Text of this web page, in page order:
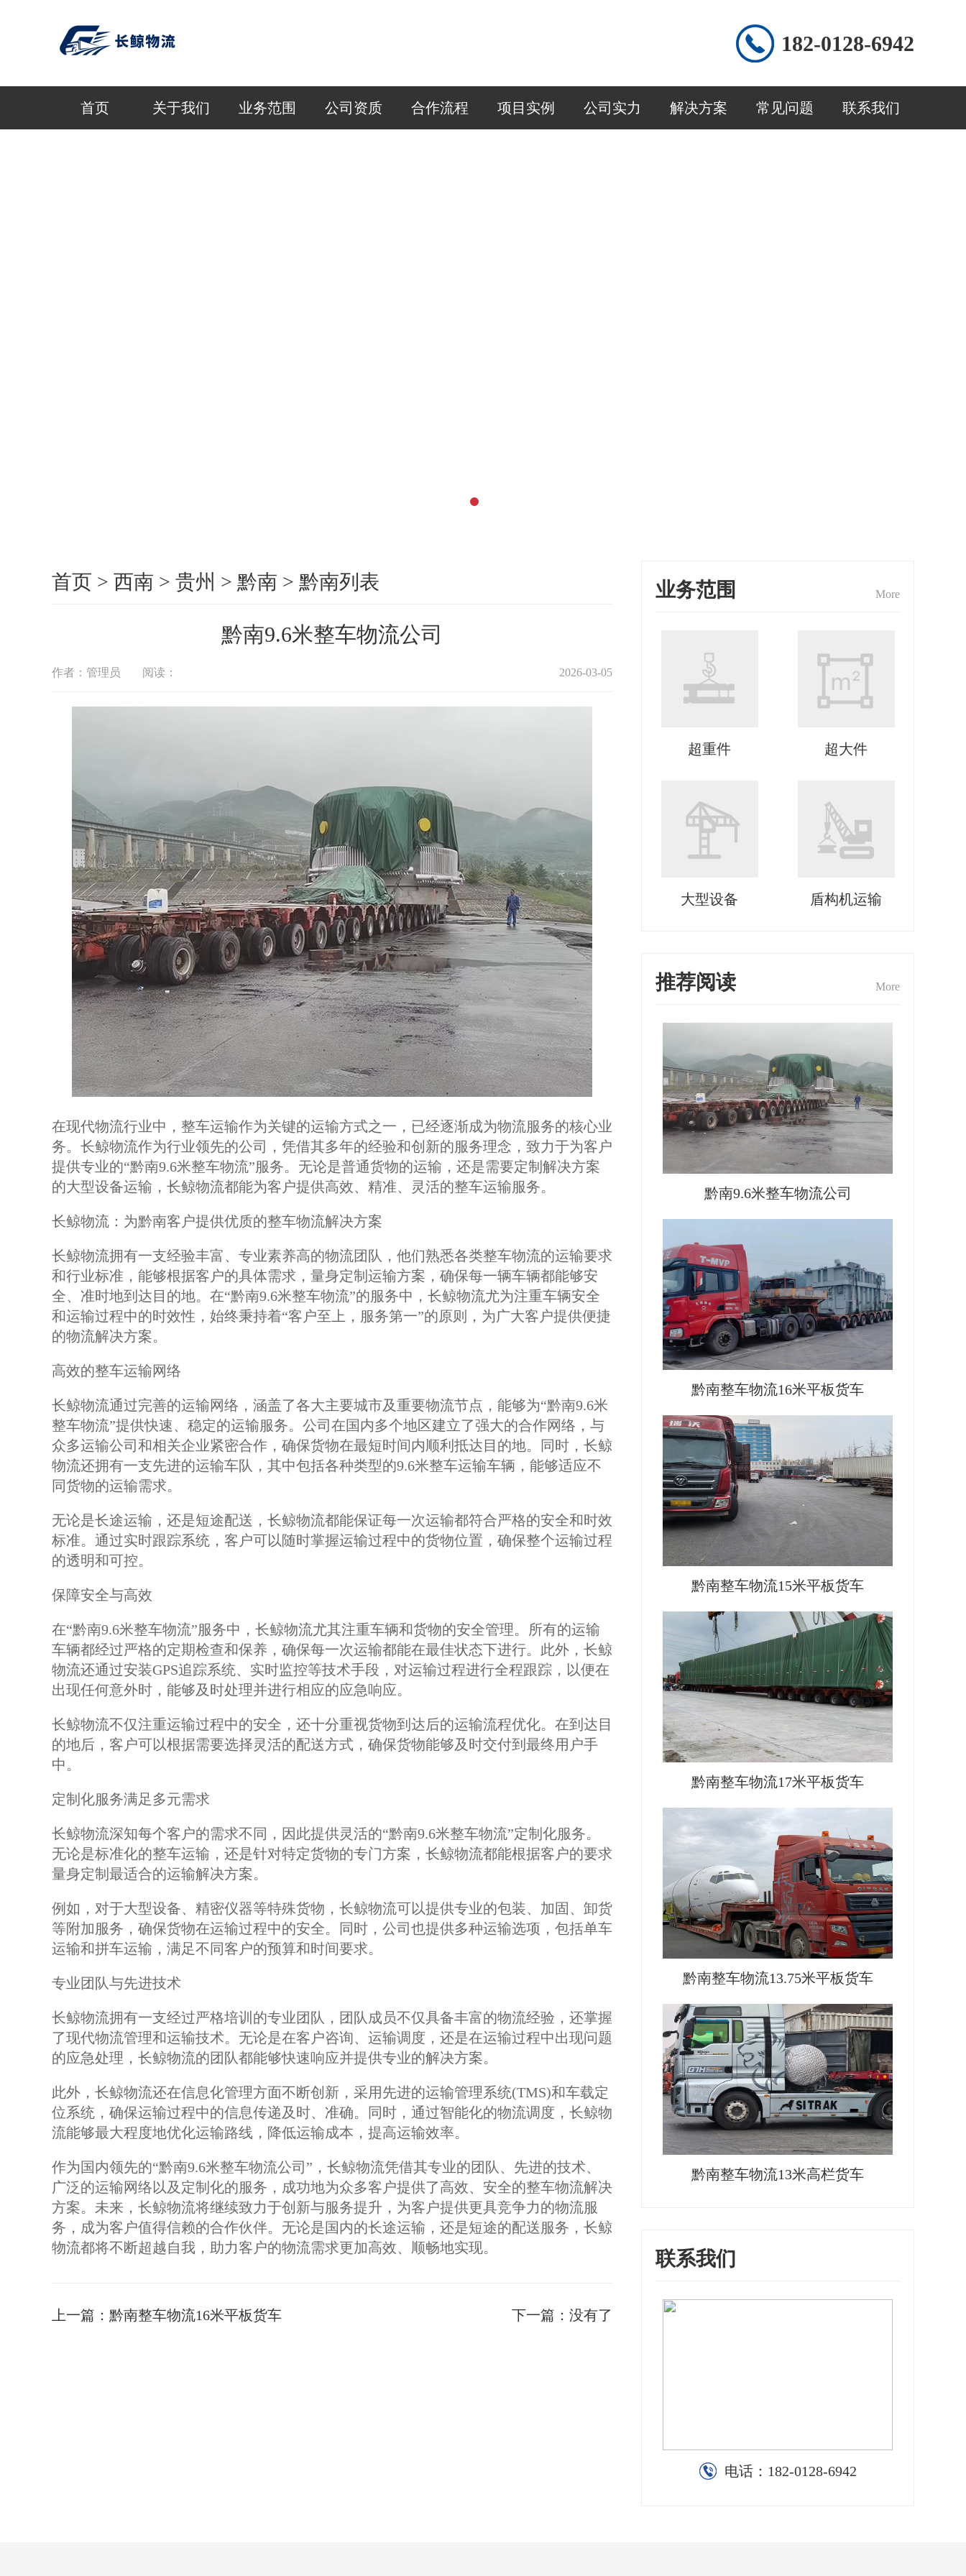
182-0128-6942
首页 关于我们 业务范围 公司资质 合作流程 项目实例 公司实力 解决方案 常见问题 联系我们
首页 > 西南 > 贵州 > 黔南 > 黔南列表
黔南9.6米整车物流公司
作者：管理员 阅读： 2026-03-05
在现代物流行业中，整车运输作为关键的运输方式之一，已经逐渐成为物流服务的核心业
务。长鲸物流作为行业领先的公司，凭借其多年的经验和创新的服务理念，致力于为客户
提供专业的“黔南9.6米整车物流”服务。无论是普通货物的运输，还是需要定制解决方案
的大型设备运输，长鲸物流都能为客户提供高效、精准、灵活的整车运输服务。
长鲸物流：为黔南客户提供优质的整车物流解决方案
长鲸物流拥有一支经验丰富、专业素养高的物流团队，他们熟悉各类整车物流的运输要求
和行业标准，能够根据客户的具体需求，量身定制运输方案，确保每一辆车辆都能够安
全、准时地到达目的地。在“黔南9.6米整车物流”的服务中，长鲸物流尤为注重车辆安全
和运输过程中的时效性，始终秉持着“客户至上，服务第一”的原则，为广大客户提供便捷
的物流解决方案。
高效的整车运输网络
长鲸物流通过完善的运输网络，涵盖了各大主要城市及重要物流节点，能够为“黔南9.6米
整车物流”提供快速、稳定的运输服务。公司在国内多个地区建立了强大的合作网络，与
众多运输公司和相关企业紧密合作，确保货物在最短时间内顺利抵达目的地。同时，长鲸
物流还拥有一支先进的运输车队，其中包括各种类型的9.6米整车运输车辆，能够适应不
同货物的运输需求。
无论是长途运输，还是短途配送，长鲸物流都能保证每一次运输都符合严格的安全和时效
标准。通过实时跟踪系统，客户可以随时掌握运输过程中的货物位置，确保整个运输过程
的透明和可控。
保障安全与高效
在“黔南9.6米整车物流”服务中，长鲸物流尤其注重车辆和货物的安全管理。所有的运输
车辆都经过严格的定期检查和保养，确保每一次运输都能在最佳状态下进行。此外，长鲸
物流还通过安装GPS追踪系统、实时监控等技术手段，对运输过程进行全程跟踪，以便在
出现任何意外时，能够及时处理并进行相应的应急响应。
长鲸物流不仅注重运输过程中的安全，还十分重视货物到达后的运输流程优化。在到达目
的地后，客户可以根据需要选择灵活的配送方式，确保货物能够及时交付到最终用户手
中。
定制化服务满足多元需求
长鲸物流深知每个客户的需求不同，因此提供灵活的“黔南9.6米整车物流”定制化服务。
无论是标准化的整车运输，还是针对特定货物的专门方案，长鲸物流都能根据客户的要求
量身定制最适合的运输解决方案。
例如，对于大型设备、精密仪器等特殊货物，长鲸物流可以提供专业的包装、加固、卸货
等附加服务，确保货物在运输过程中的安全。同时，公司也提供多种运输选项，包括单车
运输和拼车运输，满足不同客户的预算和时间要求。
专业团队与先进技术
长鲸物流拥有一支经过严格培训的专业团队，团队成员不仅具备丰富的物流经验，还掌握
了现代物流管理和运输技术。无论是在客户咨询、运输调度，还是在运输过程中出现问题
的应急处理，长鲸物流的团队都能够快速响应并提供专业的解决方案。
此外，长鲸物流还在信息化管理方面不断创新，采用先进的运输管理系统(TMS)和车载定
位系统，确保运输过程中的信息传递及时、准确。同时，通过智能化的物流调度，长鲸物
流能够最大程度地优化运输路线，降低运输成本，提高运输效率。
作为国内领先的“黔南9.6米整车物流公司”，长鲸物流凭借其专业的团队、先进的技术、
广泛的运输网络以及定制化的服务，成功地为众多客户提供了高效、安全的整车物流解决
方案。未来，长鲸物流将继续致力于创新与服务提升，为客户提供更具竞争力的物流服
务，成为客户值得信赖的合作伙伴。无论是国内的长途运输，还是短途的配送服务，长鲸
物流都将不断超越自我，助力客户的物流需求更加高效、顺畅地实现。
上一篇： 黔南整车物流16米平板货车 下一篇： 没有了
业务范围 More
超重件 超大件
大型设备 盾构机运输
推荐阅读 More
黔南9.6米整车物流公司
黔南整车物流16米平板货车
黔南整车物流15米平板货车
黔南整车物流17米平板货车
黔南整车物流13.75米平板货车
黔南整车物流13米高栏货车
联系我们
电话： 182-0128-6942